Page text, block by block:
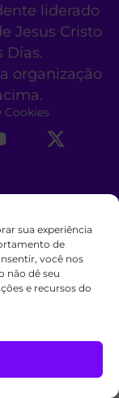
sua experiência
de
você nos
não dê seu
e recursos do
liderado
Jesus Cristo
Dias.
organização
Cookies